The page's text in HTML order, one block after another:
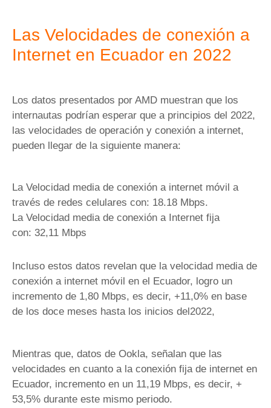
Las Velocidades de conexión a
Internet en Ecuador en 2022
Los datos presentados por AMD muestran que los
internautas podrían esperar que a principios del 2022,
las velocidades de operación y conexión a internet,
pueden llegar de la siguiente manera:
La Velocidad media de conexión a internet móvil a
través de redes celulares con: 18.18 Mbps.
La Velocidad media de conexión a Internet fija
con: 32,11 Mbps
Incluso estos datos revelan que la velocidad media de
conexión a internet móvil en el Ecuador, logro un
incremento de 1,80 Mbps, es decir, +11,0% en base
de los doce meses hasta los inicios del2022,
Mientras que, datos de Ookla, señalan que las
velocidades en cuanto a la conexión fija de internet en
Ecuador, incremento en un 11,19 Mbps, es decir, +
53,5% durante este mismo periodo.